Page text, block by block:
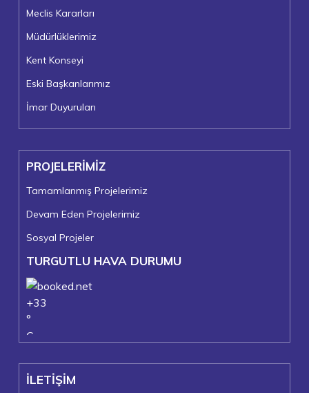
Meclis Kararları
Müdürlüklerimiz
Kent Konseyi
Eski Başkanlarımız
İmar Duyuruları
PROJELERİMİZ
Tamamlanmış Projelerimiz
Devam Eden Projelerimiz
Sosyal Projeler
TURGUTLU HAVA DURUMU
+33
°
C
+22°
Turgutlu
İLETİŞİM